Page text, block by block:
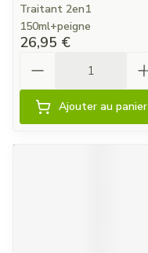
Traitant 2en1
150ml+peigne
26,95 €
Ajouter au panier